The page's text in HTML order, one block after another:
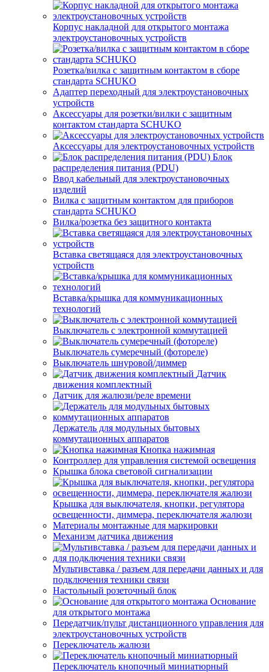
Корпус накладной для открытого монтажа
электроустановочных устройств
Розетка/вилка с защитным контактом в сборе
стандарта SCHUKO
Адаптер переходный для электроустановочных
устройств
Аксессуары для розетки/вилки с защитным
контактом стандарта SCHUKO
Аксессуары для электроустановочных устройств
Блок
распределения питания (PDU)
Ввод кабельный для электроустановочных
изделий
Вилка с защитным контактом для приборов
стандарта SCHUKO
Вилка/розетка без защитного контакта
Вставка светящаяся для электроустановочных
устройств
Вставка/крышка для коммуникационных
технологий
Выключатель с электронной коммутацией
Выключатель сумеречный (фотореле)
Выключатель шнуровой/диммер
Датчик
движения комплектный
Датчик для жалюзи/реле времени
Держатель для модульных бытовых
коммутационных аппаратов
Кнопка нажимная
Контроллер для управления системой освещения
Крышка блока световой сигнализации
Крышка для выключателя, кнопки, регулятора
освещенности, диммера, переключателя жалюзи
Материалы монтажные для маркировки
Механизм датчика движения
Мультивставка / разъем для передачи данных и для
подключения техники связи
Настольный розеточный блок
Основание
для открытого монтажа
Передатчик/пульт дистанционного управления для
электроустановочных устройств
Переключатель жалюзи
Переключатель кнопочный миниатюрный